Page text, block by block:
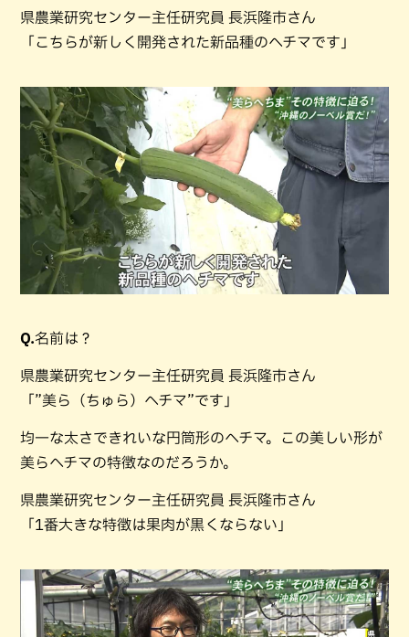
県農業研究センター主任研究員 長浜隆市さん
「こちらが新しく開発された新品種のヘチマです」
Q.名前は？
県農業研究センター主任研究員 長浜隆市さん
「”美ら（ちゅら）ヘチマ”です」
均一な太さできれいな円筒形のヘチマ。この美しい形が
美らヘチマの特徴なのだろうか。
県農業研究センター主任研究員 長浜隆市さん
「1番大きな特徴は果肉が黒くならない」